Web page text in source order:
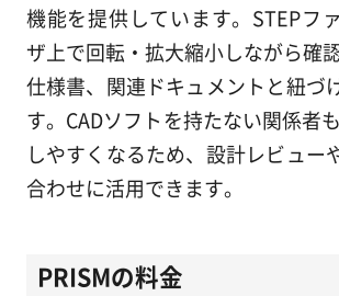
機能を提供しています。STEPフ
ザ上で回転・拡大縮小しながら確
仕様書、関連ドキュメントと紐づ
す。CADソフトを持たない関係者
しやすくなるため、設計レビュー
合わせに活用できます。
PRISMの料金